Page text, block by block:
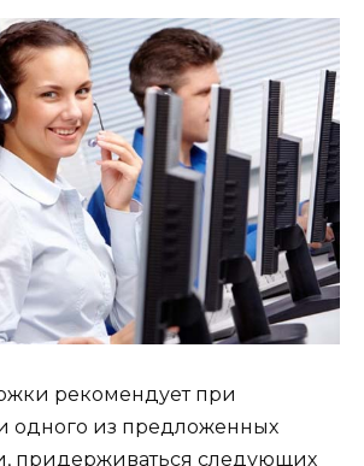
рекомендует при
одного из предложенных
придерживаться следующих